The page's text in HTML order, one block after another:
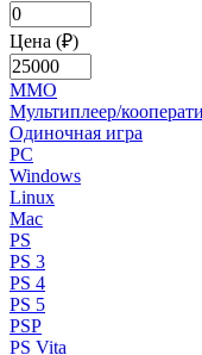
Цена (₽)
MMO
Мультиплеер/
Одиночная игра
PC
Windows
Linux
Mac
PS
PS 3
PS 4
PS 5
PSP
PS Vita